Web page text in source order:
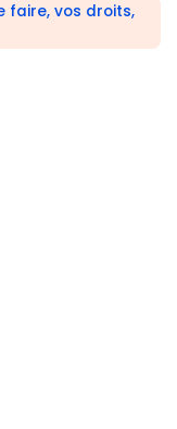
faire, vos droits,